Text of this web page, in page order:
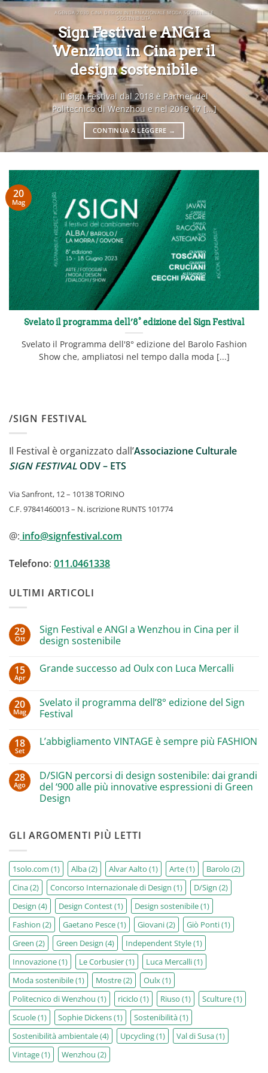
AGENDA 2030 CINA DESIGN INTERNAZIONALE MODA SOSTENIBILE
SOSTENIBILITÀ
Sign Festival e ANGI a
Wenzhou in Cina per il
design sostenibile
Il Sign Festival dal 2018 è Partner del
Politecnico di Wenzhou e nel 2019 17 [...]
CONTINUA A LEGGERE →
Svelato il programma dell’8° edizione del Sign Festival
Svelato il Programma dell'8° edizione del Barolo Fashion
Show che, ampliatosi nel tempo dalla moda [...]
20
Mag
/SIGN FESTIVAL
Il Festival è organizzato dall’Associazione Culturale
SIGN FESTIVAL ODV – ETS
Via Sanfront, 12 – 10138 TORINO
C.F. 97841460013 – N. iscrizione RUNTS 101774
@: info@signfestival.com
Telefono: 011.0461338
ULTIMI ARTICOLI
29
Ott
Sign Festival e ANGI a Wenzhou in Cina per il
design sostenibile
su
ANGI
a
Wenzhou
per
il
15
Apr
Grande successo ad Oulx con Luca Mercalli
Grande
successo
ad
Luca
20
Mag
Svelato il programma dell’8° edizione del Sign
Festival
su
dell’8°
edizione
del
Sign
Festival
18
Set
L’abbigliamento VINTAGE è sempre più FASHION
L’abbigliamento
VINTAGE
è
sempre
28
Ago
D/SIGN percorsi di design sostenibile: dai grandi
del ‘900 alle più innovative espressioni di Green
Design
D/SIGN
percorsi
sostenibile:
dai
grandi
del
‘900
alle
più
innovative
espressioni
di
Green
Design
GLI ARGOMENTI PIÙ LETTI
1solo.com (1) Alba(2) Alvar Aalto (1) Arte(1) Barolo (2)
Cina(2) Concorso Internazionale di Design (1) D/Sign (2)
Design (4) Design Contest(1) Design sostenibile(1)
Fashion (2) Gaetano Pesce(1) Giovani(2) Giò Ponti(1)
Green (2) Green Design (4) Independent Style(1)
Innovazione(1) Le Corbusier(1) Luca Mercalli(1)
Moda sostenibile(1) Mostre(2) Oulx(1)
Politecnico di Wenzhou (1) riciclo (1) Riuso (1) Sculture(1)
Scuole(1) Sophie Dickens(1) Sostenibilità(1)
Sostenibilità ambientale(4) Upcycling(1) Val di Susa(1)
Vintage(1) Wenzhou (2)